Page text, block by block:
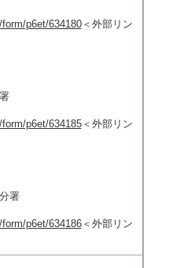
p6et/634180＜外部リン
p6et/634185＜外部リン
署
p6et/634186＜外部リン